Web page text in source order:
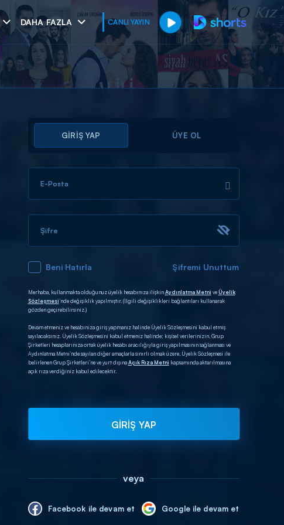
DAHA FAZLA CANLI YAYIN
GİRİŞ YAP ÜYE OL
E-Posta
Şifre
Beni Hatırla Şifremi Unuttum
Merhaba, kullanmakta olduğunuz üyelik hesabınıza ilişkinAydınlatma Metni veÜyelik
Sözleşmesi’nde değişiklik yapılmıştır. (İlgili değişiklikleri bağlantıları kullanarak
gözden geçirebilirsiniz.)
Devam etmeniz ve hesabınıza giriş yapmanız halinde Üyelik Sözleşmesini kabul etmiş
sayılacaksınız. Üyelik Sözleşmesini kabul etmeniz halinde; kişisel verilerinizin, Grup
Şirketleri hesaplarınıza ortak üyelik hesabı aracılığıyla giriş yapılmasının sağlanması ve
Aydınlatma Metni’nde sayılan diğer amaçlarla sınırlı olmak üzere, Üyelik Sözleşmesi ile
belirlenen Grup Şirketleri’ne ve yurt dışınaAçık Rıza Metni kapsamında aktarılmasına
açık rıza verdiğiniz kabul edilecektir.
GİRİŞ YAP
veya
Facebook ile devam et Google ile devam et